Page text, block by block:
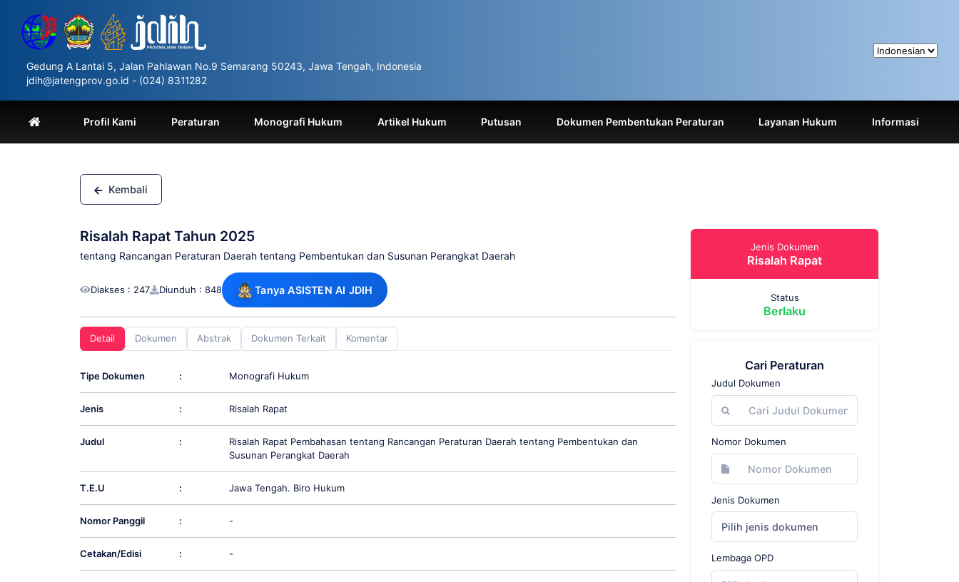
website
includes
accessibility
system.
Control-
F11
Gedung A Lantai 5, Jalan Pahlawan No.9 Semarang 50243, Jawa Tengah, Indonesia
jdih@jatengprov.go.id - (024) 8311282
Profil Kami Peraturan Monografi Hukum Artikel Hukum Putusan Dokumen Pembentukan Peraturan Layanan Hukum Informasi
Kembali
Risalah Rapat Tahun 2025
tentang Rancangan Peraturan Daerah tentang Pembentukan dan Susunan Perangkat Daerah
Diakses : 247 Diunduh : 848 Tanya ASISTEN AI JDIH
Detail Dokumen Abstrak Dokumen Terkait Komentar
Tipe Dokumen : Monografi Hukum
Jenis : Risalah Rapat
Judul :
Risalah Rapat Pembahasan tentang Rancangan Peraturan Daerah tentang Pembentukan dan
Susunan Perangkat Daerah
T.E.U : Jawa Tengah. Biro Hukum
Nomor Panggil : -
Cetakan/Edisi : -
Jenis Dokumen
Risalah Rapat
Status
Berlaku
Cari Peraturan
Judul Dokumen
Nomor Dokumen
Jenis Dokumen
Pilih jenis dokumen
Lembaga OPD